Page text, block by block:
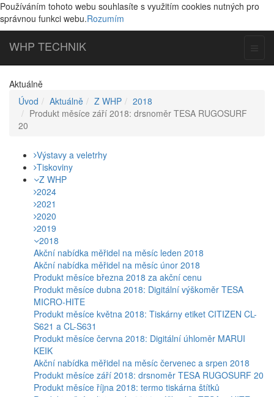
Používáním tohoto webu souhlasíte s využitím cookies nutných pro
správnou funkci webu.Rozumím
WHP TECHNIK
Aktuálně
Úvod
Aktuálně Z WHP
2018
Produkt měsíce září 2018: drsnoměr TESA RUGOSURF
20
Výstavy a veletrhy
Tiskoviny
Z WHP
2024
2021
2020
2019
2018
Akční nabídka měřidel na měsíc leden 2018
Akční nabídka měřidel na měsíc únor 2018
Produkt měsíce března 2018 za akční cenu
Produkt měsíce dubna 2018: Digitální výškoměr TESA
MICRO-HITE
Produkt měsíce května 2018: Tiskárny etiket CITIZEN CL-
S621 a CL-S631
Produkt měsíce června 2018: Digitální úhloměr MARUI
KEIK
Akční nabídka měřidel na měsíc červenec a srpen 2018
Produkt měsíce září 2018: drsnoměr TESA RUGOSURF 20
Produkt měsíce října 2018: termo tiskárna štítků